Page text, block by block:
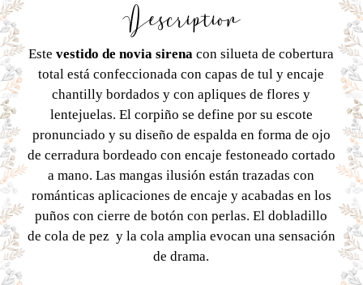
Description
Estevestido de novia sirena con silueta de cobertura
total está confeccionada con capas de tul y encaje
chantilly bordados y con apliques de flores y
lentejuelas. El corpiño se define por su escote
pronunciado y su diseño de espalda en forma de ojo
de cerradura bordeado con encaje festoneado cortado
a mano. Las mangas ilusión están trazadas con
románticas aplicaciones de encaje y acabadas en los
puños con cierre de botón con perlas. El dobladillo
de cola de pez y la cola amplia evocan una sensación
de drama.